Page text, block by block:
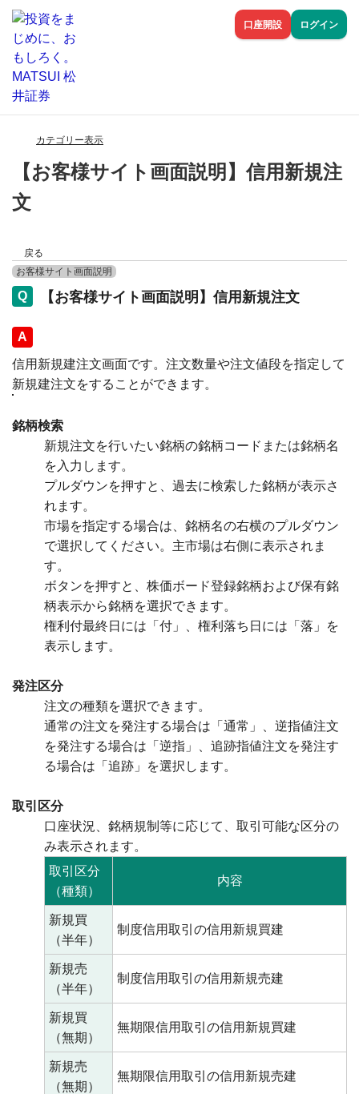
口座開設 ログイン
カテゴリー表示
【お客様サイト画面説明】信用新規注
文
戻る
お客様サイト画面説明
【お客様サイト画面説明】信用新規注文
回答
信用新規建注文画面です。注文数量や注文値段を指定して
新規建注文をすることができます。
銘柄検索
新規注文を行いたい銘柄の銘柄コードまたは銘柄名
を入力します。
プルダウンを押すと、過去に検索した銘柄が表示さ
れます。
市場を指定する場合は、銘柄名の右横のプルダウン
で選択してください。主市場は右側に表示されま
す。
ボタンを押すと、株価ボード登録銘柄および保有銘
柄表示から銘柄を選択できます。
権利付最終日には「付」、権利落ち日には「落」を
表示します。
発注区分
注文の種類を選択できます。
通常の注文を発注する場合は「通常」、逆指値注文
を発注する場合は「逆指」、追跡指値注文を発注す
る場合は「追跡」を選択します。
取引区分
口座状況、銘柄規制等に応じて、取引可能な区分の
み表示されます。
取引区分
（種類）
内容
新規買
（半年）
制度信用取引の信用新規買建
新規売
（半年）
制度信用取引の信用新規売建
新規買
（無期）
無期限信用取引の信用新規買建
新規売
（無期）
無期限信用取引の信用新規売建